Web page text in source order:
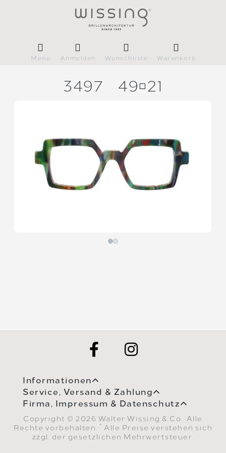
Menü Anmelden Wunschliste Warenkorb
3497 4921
Informationen
Service, Versand & Zahlung
Firma, Impressum & Datenschutz
Copyright © 2026 Walter Wissing & Co.. Alle
Rechte vorbehalten.
* Alle Preise verstehen sich
zzgl. der gesetzlichen Mehrwertsteuer.